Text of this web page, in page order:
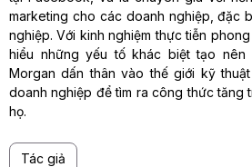
marketing cho các doanh nghiệp, đặc
nghiệp. Với kinh nghiệm thực tiễn
hiểu những yếu tố khác biệt tạo nên
Morgan dấn thân vào thế giới kỹ
doanh nghiệp để tìm ra công thức tăng
họ.
Tác giả